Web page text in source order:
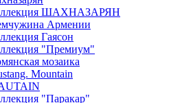
ШАХНАЗАРЯН
Армении
Гаясон
"Премиум"
мозаика
Mountain
"Паракар"